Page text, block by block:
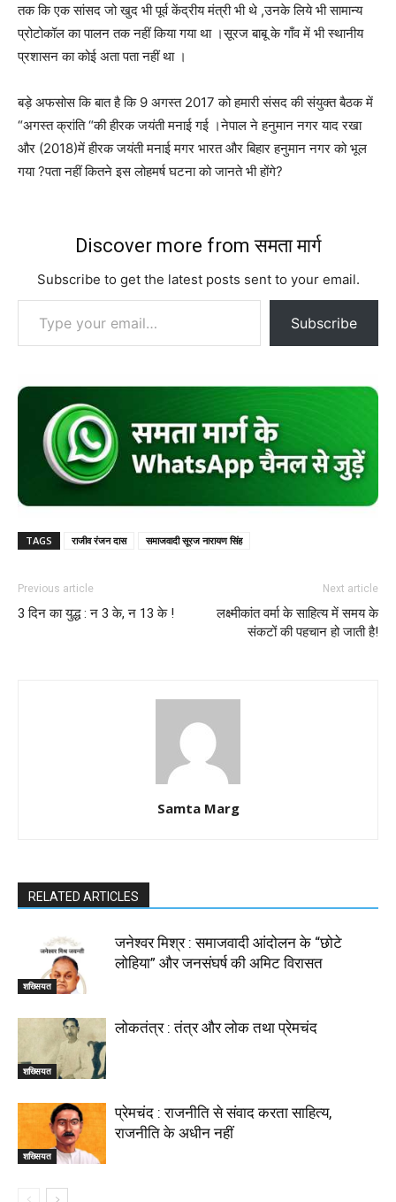
तक कि एक सांसद जो खुद भी पूर्व केंद्रीय मंत्री भी थे ,उनके लिये भी सामान्य
प्रोटोकॉल का पालन तक नहीं किया गया था ।सूरज बाबू के गाँव में भी स्थानीय
प्रशासन का कोई अता पता नहीं था ।
बड़े अफसोस कि बात है कि 9 अगस्त 2017 को हमारी संसद की संयुक्त बैठक में
“अगस्त क्रांति “की हीरक जयंती मनाई गई ।नेपाल ने हनुमान नगर याद रखा
और (2018)में हीरक जयंती मनाई मगर भारत और बिहार हनुमान नगर को भूल
गया ?पता नहीं कितने इस लोहमर्ष घटना को जानते भी होंगे?
Discover more from समता मार्ग
Subscribe to get the latest posts sent to your email.
Type your email…
Subscribe
TAGS राजीव रंजन दास समाजवादी सूरज नारायण सिंह
Previous article
3 दिन का युद्ध : न 3 के, न 13 के !
Next article
लक्ष्मीकांत वर्मा के साहित्य में समय के
संकटों की पहचान हो जाती है!
Samta Marg
RELATED ARTICLES
शख्सियत
जनेश्वर मिश्र : समाजवादी आंदोलन के “छोटे
लोहिया” और जनसंघर्ष की अमिट विरासत
शख्सियत
लोकतंत्र : तंत्र और लोक तथा प्रेमचंद
शख्सियत
प्रेमचंद : राजनीति से संवाद करता साहित्य,
राजनीति के अधीन नहीं